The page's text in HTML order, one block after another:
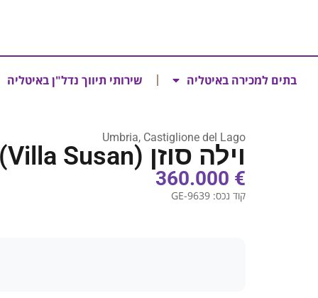
בתים למכירה באיטליה שירותי תיווך נדל"ן באיטליה
Umbria, Castiglione del Lago
וילה סוזן (Villa Susan)
€ 360.000
קוד נכס: GE-9639